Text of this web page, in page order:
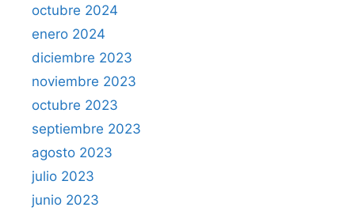
octubre 2024
enero 2024
diciembre 2023
noviembre 2023
octubre 2023
septiembre 2023
agosto 2023
julio 2023
junio 2023